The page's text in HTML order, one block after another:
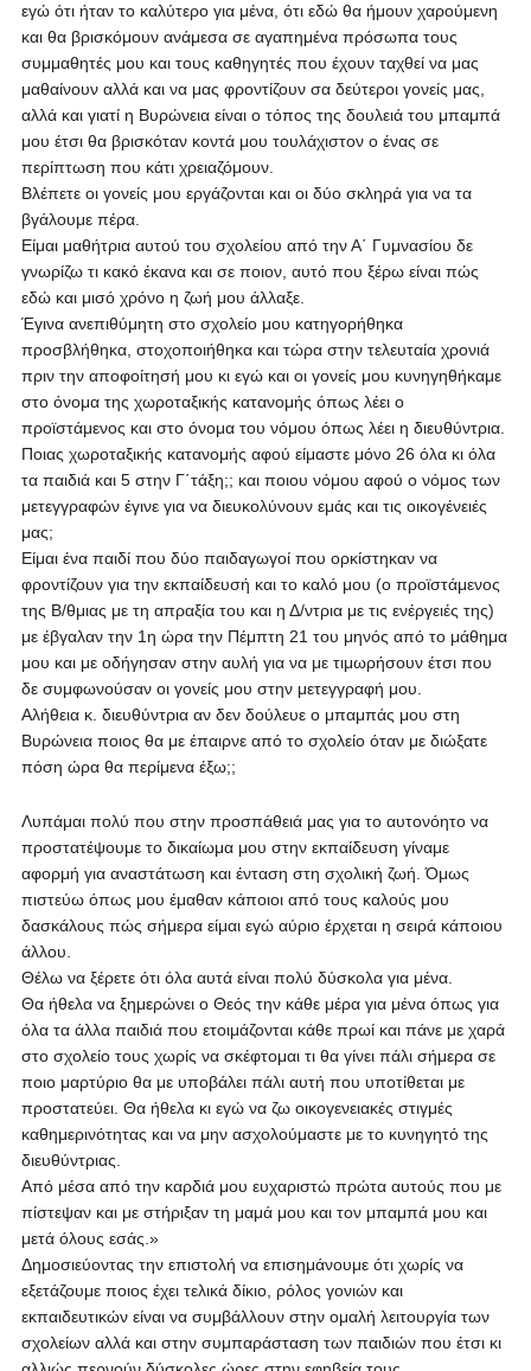
εγώ ότι ήταν το καλύτερο για μένα, ότι εδώ θα ήμουν χαρούμενη
και θα βρισκόμουν ανάμεσα σε αγαπημένα πρόσωπα τους
συμμαθητές μου και τους καθηγητές που έχουν ταχθεί να μας
μαθαίνουν αλλά και να μας φροντίζουν σα δεύτεροι γονείς μας,
αλλά και γιατί η Βυρώνεια είναι ο τόπος της δουλειά του μπαμπά
μου έτσι θα βρισκόταν κοντά μου τουλάχιστον ο ένας σε
περίπτωση που κάτι χρειαζόμουν.
Βλέπετε οι γονείς μου εργάζονται και οι δύο σκληρά για να τα
βγάλουμε πέρα.
Είμαι μαθήτρια αυτού του σχολείου από την Α΄ Γυμνασίου δε
γνωρίζω τι κακό έκανα και σε ποιον, αυτό που ξέρω είναι πώς
εδώ και μισό χρόνο η ζωή μου άλλαξε.
Έγινα ανεπιθύμητη στο σχολείο μου κατηγορήθηκα
προσβλήθηκα, στοχοποιήθηκα και τώρα στην τελευταία χρονιά
πριν την αποφοίτησή μου κι εγώ και οι γονείς μου κυνηγηθήκαμε
στο όνομα της χωροταξικής κατανομής όπως λέει ο
προϊστάμενος και στο όνομα του νόμου όπως λέει η διευθύντρια.
Ποιας χωροταξικής κατανομής αφού είμαστε μόνο 26 όλα κι όλα
τα παιδιά και 5 στην Γ΄τάξη;; και ποιου νόμου αφού ο νόμος των
μετεγγραφών έγινε για να διευκολύνουν εμάς και τις οικογένειές
μας;
Είμαι ένα παιδί που δύο παιδαγωγοί που ορκίστηκαν να
φροντίζουν για την εκπαίδευσή και το καλό μου (ο προϊστάμενος
της Β/θμιας με τη απραξία του και η Δ/ντρια με τις ενέργειές της)
με έβγαλαν την 1η ώρα την Πέμπτη 21 του μηνός από το μάθημα
μου και με οδήγησαν στην αυλή για να με τιμωρήσουν έτσι που
δε συμφωνούσαν οι γονείς μου στην μετεγγραφή μου.
Αλήθεια κ. διευθύντρια αν δεν δούλευε ο μπαμπάς μου στη
Βυρώνεια ποιος θα με έπαιρνε από το σχολείο όταν με διώξατε
πόση ώρα θα περίμενα έξω;;
Λυπάμαι πολύ που στην προσπάθειά μας για το αυτονόητο να
προστατέψουμε το δικαίωμα μου στην εκπαίδευση γίναμε
αφορμή για αναστάτωση και ένταση στη σχολική ζωή. Όμως
πιστεύω όπως μου έμαθαν κάποιοι από τους καλούς μου
δασκάλους πώς σήμερα είμαι εγώ αύριο έρχεται η σειρά κάποιου
άλλου.
Θέλω να ξέρετε ότι όλα αυτά είναι πολύ δύσκολα για μένα.
Θα ήθελα να ξημερώνει ο Θεός την κάθε μέρα για μένα όπως για
όλα τα άλλα παιδιά που ετοιμάζονται κάθε πρωί και πάνε με χαρά
στο σχολείο τους χωρίς να σκέφτομαι τι θα γίνει πάλι σήμερα σε
ποιο μαρτύριο θα με υποβάλει πάλι αυτή που υποτίθεται με
προστατεύει. Θα ήθελα κι εγώ να ζω οικογενειακές στιγμές
καθημερινότητας και να μην ασχολούμαστε με το κυνηγητό της
διευθύντριας.
Από μέσα από την καρδιά μου ευχαριστώ πρώτα αυτούς που με
πίστεψαν και με στήριξαν τη μαμά μου και τον μπαμπά μου και
μετά όλους εσάς.»
Δημοσιεύοντας την επιστολή να επισημάνουμε ότι χωρίς να
εξετάζουμε ποιος έχει τελικά δίκιο, ρόλος γονιών και
εκπαιδευτικών είναι να συμβάλλουν στην ομαλή λειτουργία των
σχολείων αλλά και στην συμπαράσταση των παιδιών που έτσι κι